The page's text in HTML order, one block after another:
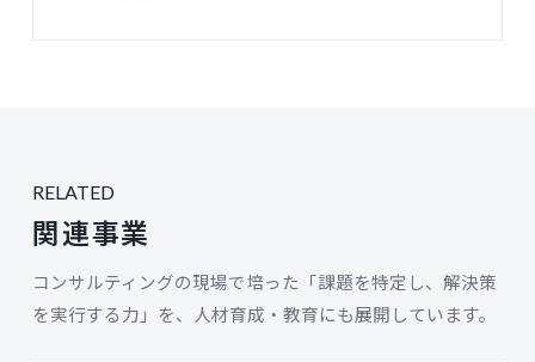
RELATED
関連事業
コンサルティングの現場で培った「課題を特定し、解決策
を実行する力」を、人材育成・教育にも展開しています。